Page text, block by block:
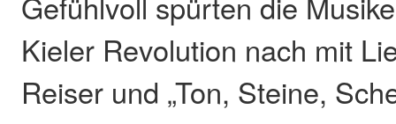
Kieler Revolution nach mit
Reiser und „Ton, Steine,